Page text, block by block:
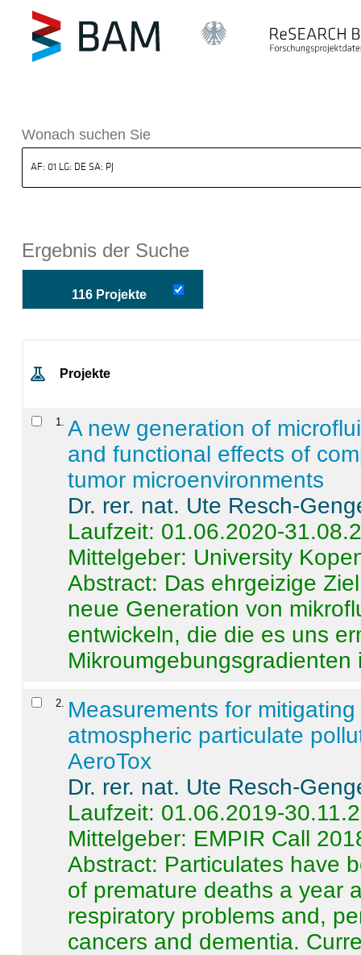
BAM
Wonach suchen Sie
Ergebnis der Suche
116 Projekte
Projekte
1
A new generation of
and functional effects of
tumor microenvironments
Dr. rer. nat. Ute Resch-
Laufzeit: 01.06.2020-
Mittelgeber: University
Abstract: Das ehrgeizige
neue Generation von
entwickeln, die die es uns
Mikroumgebungsgradienten
2
Measurements for
atmospheric particulate
AeroTox
Dr. rer. nat. Ute Resch-
Laufzeit: 01.06.2019-
Mittelgeber: EMPIR Call
Abstract: Particulates have
of premature deaths a year
respiratory problems and,
cancers and dementia.